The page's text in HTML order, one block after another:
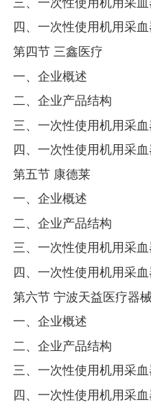
四、一次性使用机用采
第四节 三鑫医疗
一、企业概述
二、企业产品结构
三、一次性使用机用采
四、一次性使用机用采
第五节 康德莱
一、企业概述
二、企业产品结构
三、一次性使用机用采
四、一次性使用机用采
第六节 宁波天益医疗器
一、企业概述
二、企业产品结构
三、一次性使用机用采
四、一次性使用机用采